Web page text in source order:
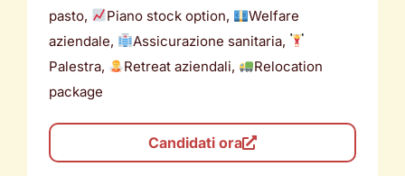
pasto,
Piano stock option,
Welfare
aziendale,
Assicurazione sanitaria,
Palestra,
Retreat aziendali,
Relocation
package
Candidati ora